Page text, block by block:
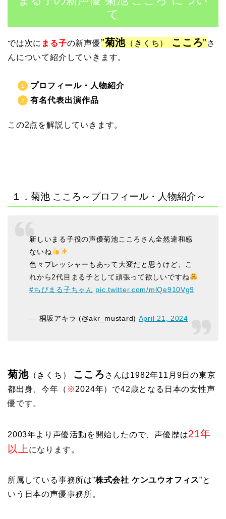
て
では次に まる子の新声優”菊池 （きくち） こころ” さ
んについて紹介していきます。
プロフィール・人物紹介
有名代表出演作品
この2点を解説していきます。
１．菊池 こころ～プロフィール・人物紹介～
新しいまる子役の声優菊池こころさん全然違和感
ないね
色々プレッシャーもあって大変だと思うけど、こ
れから2代目まる子として頑張って欲しいですね
#ちびまる子ちゃん pic.twitter.com/mlQe910Vg9
— 桐坂アキラ (@akr_mustard) April 21, 2024
菊池（きくち） こころ さんは1982年11月9日の東京
都出身、今年（ ※2024年）で42歳となる日本の女性声
優です。
2003年より声優活動を開始したので、声優歴は21年
以上 になります。
所属している事務所は”株式会社 ケンユウオフィス”と
いう日本の声優事務所。